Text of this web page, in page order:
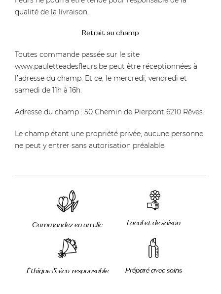
qualité de la livraison.
Retrait au champ
Toutes commande passée sur le site
www.pauletteadesfleurs.be peut être réceptionnées à
l’adresse du champ. Et ce, le mercredi, vendredi et
samedi de 11h à 16h.
Adresse du champ : 50 Chemin de Pierpont 6210 Rêves
Le champ étant une propriété privée, aucune personne
ne peut y entrer sans autorisation préalable.
Commandez en un clic Local et de saison
Éthique & éco-responsable Préparé avec soins